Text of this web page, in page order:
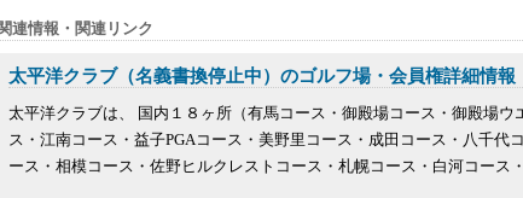
関連情報・関連リンク
太平洋クラブ（名義書換停止中）のゴルフ場・会員権詳細情報
太平洋クラブは、 国内１８ヶ所（有馬コース・御殿場コース・御殿場
ス・江南コース・益子PGAコース・美野里コース・成田コース・八千代
ース・相模コース・佐野ヒルクレストコース・札幌コース・白河コース